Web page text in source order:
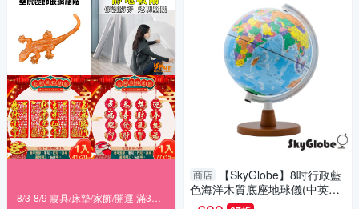
商店
【SkyGlobe】8吋行政藍
色海洋木質底座地球儀(中英文
對照)